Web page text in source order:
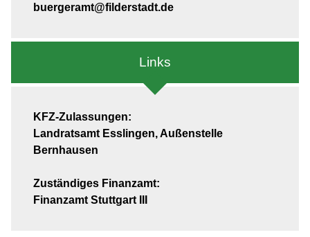
buergeramt@filderstadt.de
Links
KFZ-Zulassungen:
Landratsamt Esslingen, Außenstelle
Bernhausen
Zuständiges Finanzamt:
Finanzamt Stuttgart III